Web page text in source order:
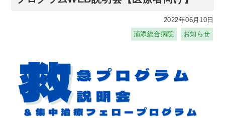
新病院建
適格請求
ご案内
保護方針
由により
輸血を拒
否される
患者様へ
て
情報の公
開につい
て（オプ
トアウ
ト）
循環器内
神経内科
糖尿病内
腎臓内科
乳腺外科 整形外科
形成外科
脳神経外
科
腎・泌尿
器外科
心臓血管
外科
耳鼻咽喉
科
歯科口腔
外科
放射線科
リハビリ
テーショ
栄養管理
リハビリ
ME科
臨床研究
ター
2022年06月10日
浦添総合病院
お知らせ